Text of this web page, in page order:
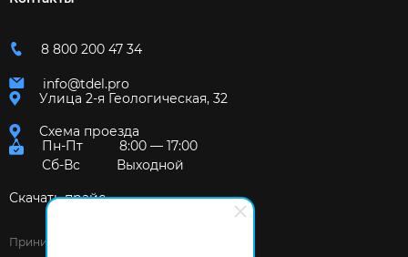
8 800 200 47 34
info@tdel.pro
Улица 2-я Геологическая, 32
Схема проезда
Пн-Пт
8:00 — 17:00
Сб-Вс
Выходной
Скачать прайс
Принимаем к оплате: